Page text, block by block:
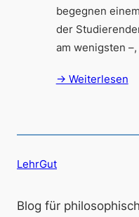
begegnen
der
am wenigsten
→ Weiterlesen
LehrGut
Blog für